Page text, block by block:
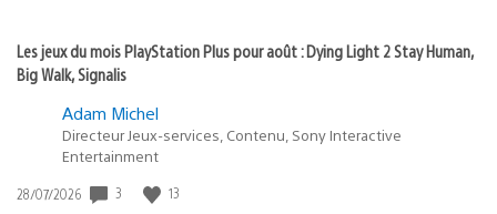
Les jeux du mois PlayStation Plus pour août : Dying Light 2 Stay Human,
Big Walk, Signalis
Adam Michel
Directeur Jeux-services, Contenu, Sony Interactive
Entertainment
Date
28/07/2026 3 13